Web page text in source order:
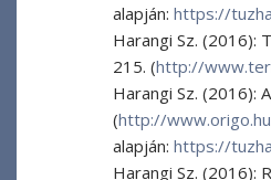
alapján: https://
Harangi Sz. (2016):
215. (http://
Harangi Sz. (2016):
(http://
alapján: https://
Harangi Sz. (2016):